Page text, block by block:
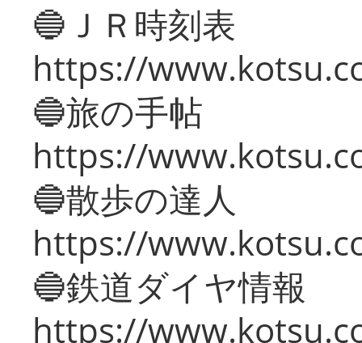
🔵ＪＲ時刻表
https://
🔵旅の手帖
https://
🔵散歩の達人
https://
🔵鉄道ダイヤ情報
https://